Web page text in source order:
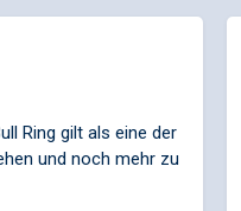
Ring gilt als eine der
und noch mehr zu